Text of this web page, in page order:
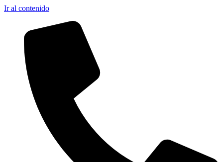
Ir al contenido